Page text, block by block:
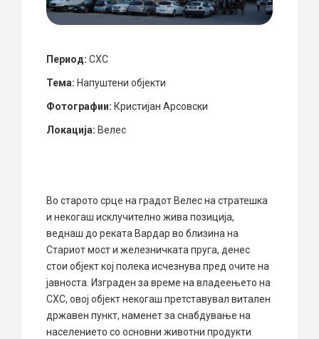
Период: СХС
Тема: Напуштени објекти
Фотографии: Кристијан Арсовски
Локација: Велес
Во старото срце на градот Велес на стратешка
и некогаш исклучително жива позиција,
веднаш до реката Вардар во близина на
Стариот мост и железничката пруга, денес
стои објект кој полека исчезнува пред очите на
јавноста. Изграден за време на владеењето на
СХС, овој објект некогаш претставувал витален
државен пункт, наменет за снабдување на
населението со основни животни продукти